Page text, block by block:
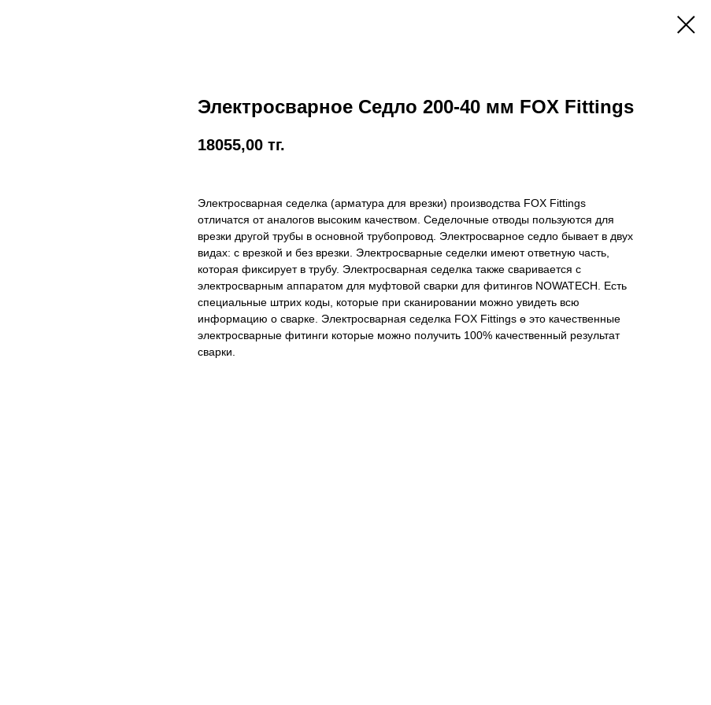
Электросварное Седло 200-40 мм FOX Fittings
18055,00 тг.
Электросварная седелка (арматура для врезки) производства FOX Fittings
отличатся от аналогов высоким качеством. Седелочные отводы пользуются для
врезки другой трубы в основной трубопровод. Электросварное седло бывает в двух
видах: с врезкой и без врезки. Электросварные седелки имеют ответную часть,
которая фиксирует в трубу. Электросварная седелка также сваривается с
электросварным аппаратом для муфтовой сварки для фитингов NOWATECH. Есть
специальные штрих коды, которые при сканировании можно увидеть всю
информацию о сварке. Электросварная седелка FOX Fittings ө это качественные
электросварные фитинги которые можно получить 100% качественный результат
сварки.